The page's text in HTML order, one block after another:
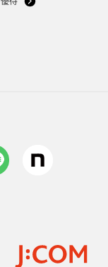
でトライ量産